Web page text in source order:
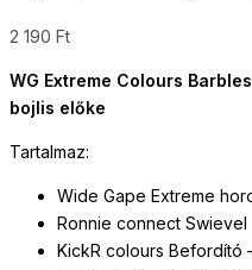
2 190 Ft
WG Extreme Colours
bojlis előke
Tartalmaz:
Wide Gape Extreme
Ronnie connect Swievel
KickR colours Befordító